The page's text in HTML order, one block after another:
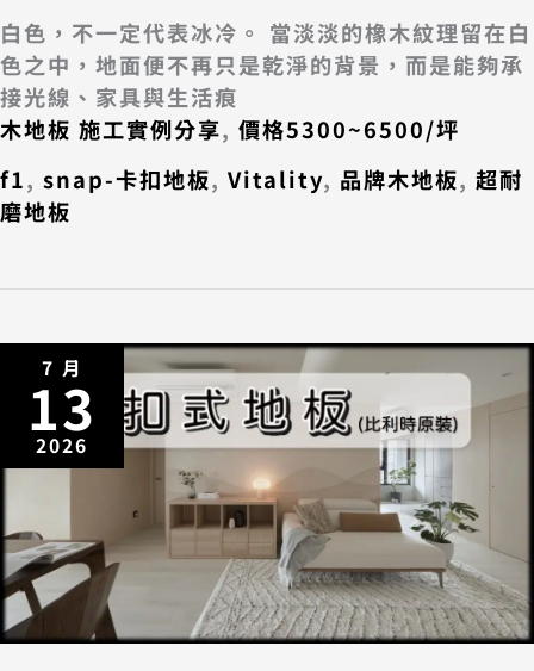
白色，不一定代表冰冷。 當淡淡的橡木紋理留在白
色之中，地面便不再只是乾淨的背景，而是能夠承
接光線、家具與生活痕
木地板 施工實例分享, 價格5300~6500/坪
f1, snap-卡扣地板, Vitality, 品牌木地板, 超耐
磨地板
7 月
13
2026